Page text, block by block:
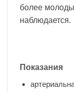
более
наблюдается.
Показания